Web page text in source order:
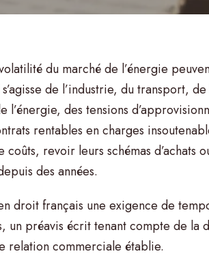
du marché de l’énergie
de l’industrie, du transport,
des tensions
rentables en charges
revoir leurs schémas d’achats
des années.
droit français une exigence de
un préavis écrit tenant compte de la
relation commerciale établie.